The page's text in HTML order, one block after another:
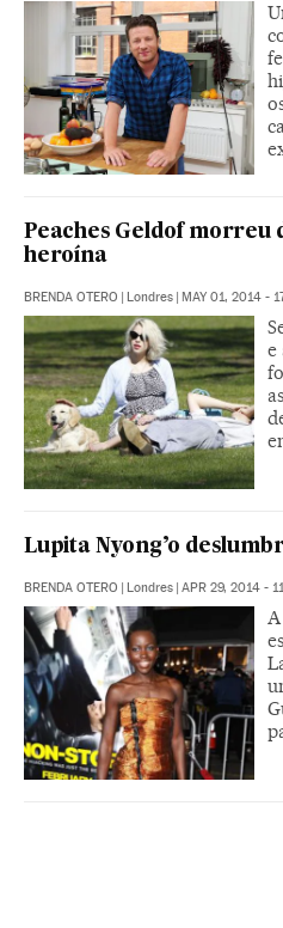
Peaches Geldof morreu
heroína
BRENDA OTERO | Londres | MAY 01, 2014 -
e
Lupita Nyong’o
BRENDA OTERO | Londres | APR 29, 2014 -